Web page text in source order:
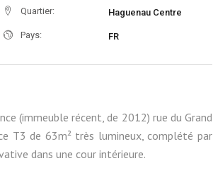
Quartier: Haguenau Centre
Pays: FR
(immeuble récent, de 2012) rue du Grand
T3 de 63m² très lumineux, complété par
dans une cour intérieure.